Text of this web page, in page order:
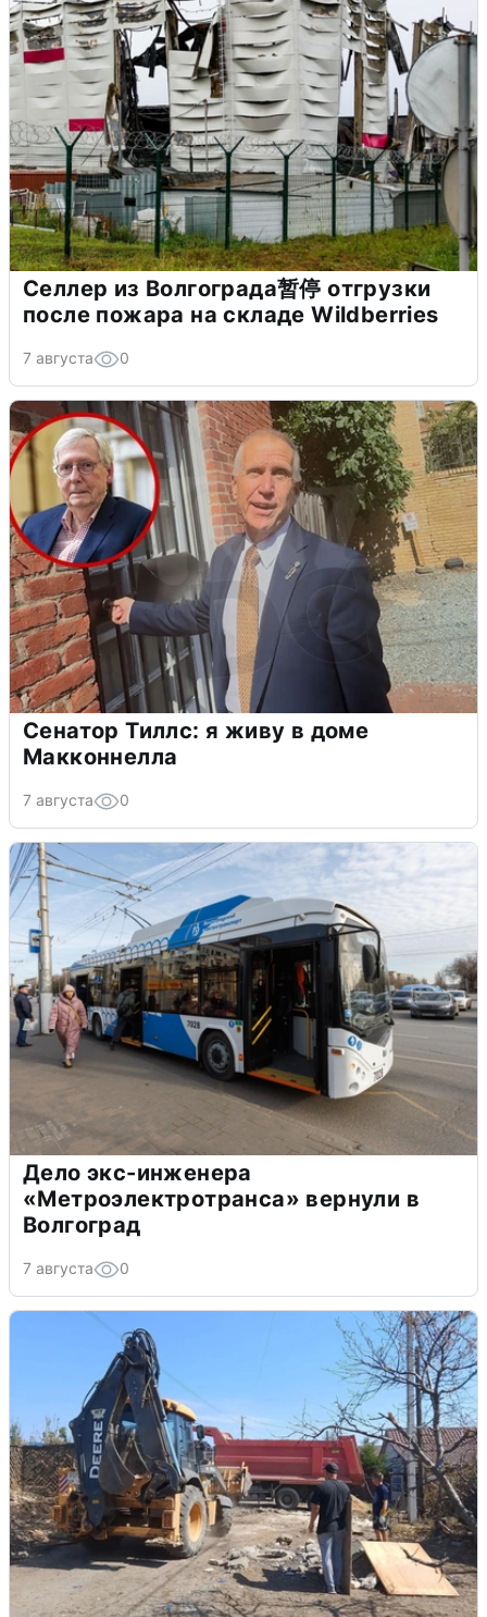
Селлер из Волгограда暂停 отгрузки
после пожара на складе Wildberries
7 августа 0
Сенатор Тиллс: я живу в доме
Макконнелла
7 августа 0
Дело экс-инженера
«Метроэлектротранса» вернули в
Волгоград
7 августа 0